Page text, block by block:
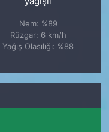
Nem: %89
Rüzgar: 6 km/h
Yağış Olasılığı: %88